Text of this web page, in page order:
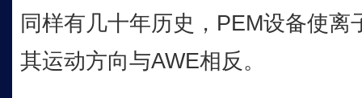
同样有几十年历史，PEM设备使
其运动方向与AWE相反。